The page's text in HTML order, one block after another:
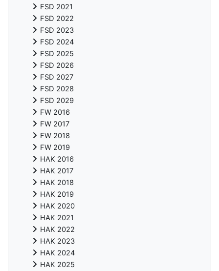
FSD 2021
FSD 2022
FSD 2023
FSD 2024
FSD 2025
FSD 2026
FSD 2027
FSD 2028
FSD 2029
FW 2016
FW 2017
FW 2018
FW 2019
HAK 2016
HAK 2017
HAK 2018
HAK 2019
HAK 2020
HAK 2021
HAK 2022
HAK 2023
HAK 2024
HAK 2025